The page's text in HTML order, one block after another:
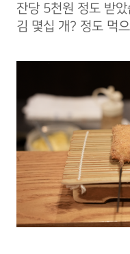
잔당 5천원 정도 받
김 몇십 개? 정도 먹